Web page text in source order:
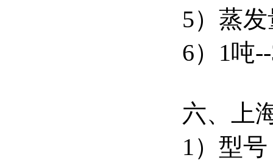
5）蒸
6）1吨
六、上
1）型